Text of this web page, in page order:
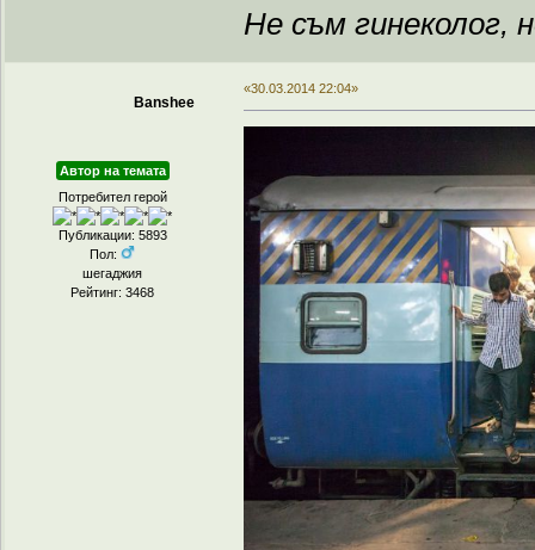
Не съм гинеколог,
Banshee
Автор на темата
Потребител герой
Публикации: 5893
Пол:
шегаджия
Рейтинг: 3468
«30.03.2014 22:04»